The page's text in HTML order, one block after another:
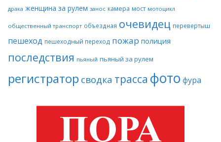
драка женщина за рулем занос камера мост мотоцикл
общественный транспорт объездная очевидец перевертыш
пешеход пешеходный переход пожар полиция
последствия пьяный пьяный за рулем
регистратор сводка трасса фото фура